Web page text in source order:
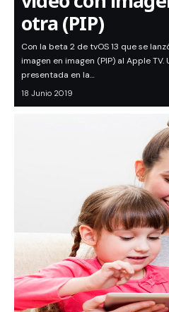
otra (PIP)
Con la beta 2 de tvOS 13 que se
imagen en imagen (PIP) al Apple
presentada en la…
18 Junio 2019